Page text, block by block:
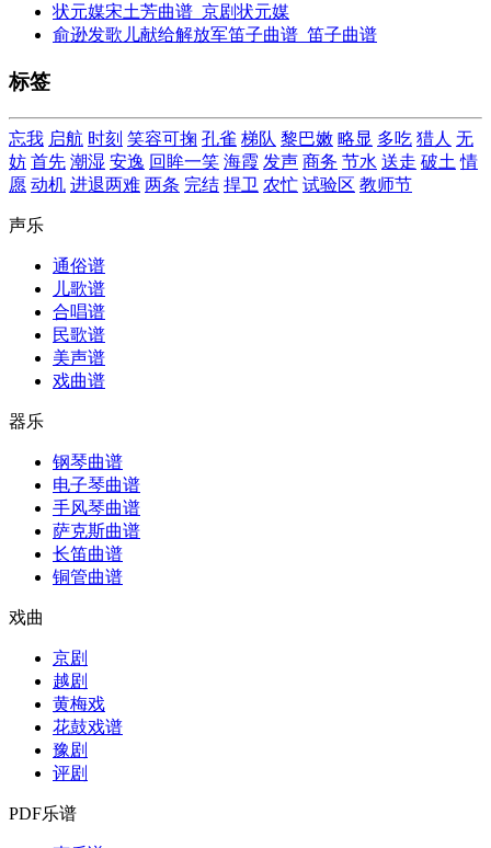
状元媒宋土芳曲谱_京剧状元媒
俞逊发歌儿献给解放军笛子曲谱_笛子曲谱
标签
忘我 启航 时刻 笑容可掬 孔雀 梯队 黎巴嫩 略显 多吃 猎人 无
妨 首先 潮湿 安逸 回眸一笑 海霞 发声 商务 节水 送走 破土 情
愿 动机 进退两难 两条 完结 捍卫 农忙 试验区 教师节
声乐
通俗谱
儿歌谱
合唱谱
民歌谱
美声谱
戏曲谱
器乐
钢琴曲谱
电子琴曲谱
手风琴曲谱
萨克斯曲谱
长笛曲谱
铜管曲谱
戏曲
京剧
越剧
黄梅戏
花鼓戏谱
豫剧
评剧
PDF乐谱